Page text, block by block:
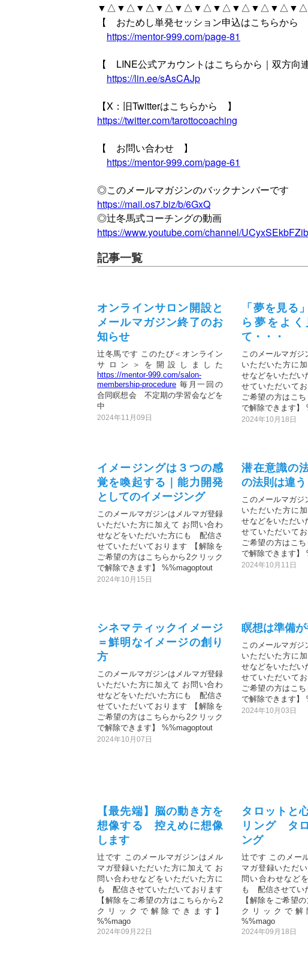
【 おためし単発セッション申込はこちらから
https://mentor-999.com/page-81
【 LINE公式アカウントはこちらから｜双方向
https://lin.ee/sAsCAJp
【X：旧Twitterはこちらから 】
https://twitter.com/tarottocoaching
【 お問い合わせ 】
https://mentor-999.com/page-61
◎このメールマガジンのバックナンバーです
https://mail.os7.biz/b/6GxQ
◎辻冬馬式コーチングの動画
https://www.youtube.com/channel/
記事一覧
オンラインサロン開設と
メールマガジン終了のお
知らせ
辻冬馬です このたび＜オンライン
サロン＞を開設しました
https://mentor-999.com/salon-
membership-procedure 毎月一回の
合同瞑想会 不定期の学習会などを
中
2024年11月09日
「夢を見る
ら夢をよ
て・・・
このメールマガ
いただいた方に
せなどをいただ
せていただいて
ご希望の方はこ
で解除できます】
2024年10月18日
イメージングは３つの感
覚を喚起する｜能力開発
としてのイメージング
このメールマガジンはメルマガ登録
いただいた方に加えて お問い合わ
せなどをいただいた方にも 配信さ
せていただいております 【解除を
ご希望の方はこちらから2クリック
で解除できます】 %%magoptout
2024年10月15日
潜在意識の
の法則は違
このメールマガ
いただいた方に
せなどをいただ
せていただいて
ご希望の方はこ
で解除できます】
2024年10月11日
シネマティックイメージ
＝鮮明なイメージの創り
方
このメールマガジンはメルマガ登録
いただいた方に加えて お問い合わ
せなどをいただいた方にも 配信さ
せていただいております 【解除を
ご希望の方はこちらから2クリック
で解除できます】 %%magoptout
2024年10月07日
瞑想は準備
このメールマガ
いただいた方に
せなどをいただ
せていただいて
ご希望の方はこ
で解除できます】
2024年10月03日
【最先端】脳の動き方を
想像する 控えめに想像
します
辻です このメールマガジンはメル
マガ登録いただいた方に加えて お
問い合わせなどをいただいた方に
も 配信させていただいております
【解除をご希望の方はこちらから2
クリックで解除できます】
%%mago
2024年09月22日
タロットと
リング タ
ング
辻です このメー
マガ登録いただ
問い合わせなど
も 配信させてい
【解除をご希望
クリックで解
%%mago
2024年09月18日